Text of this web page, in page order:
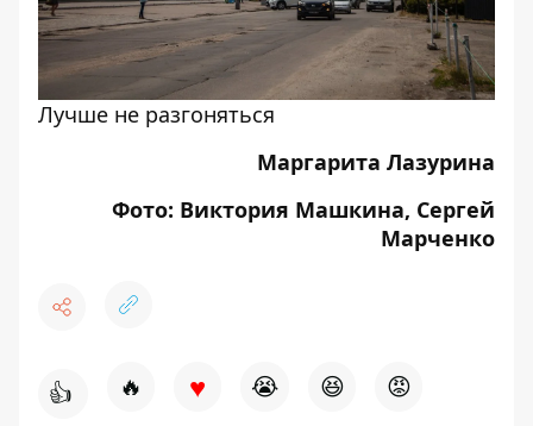
Лучше не разгоняться
Маргарита Лазурина
Фото: Виктория Машкина, Сергей
Марченко
👍 🔥 ♥ 😭 😆 😡